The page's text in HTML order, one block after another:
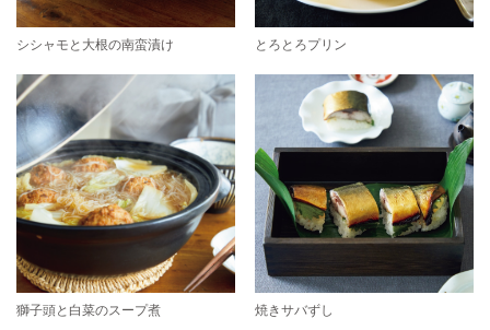
シシャモと大根の南蛮漬け とろとろプリン
獅子頭と白菜のスープ煮 焼きサバずし